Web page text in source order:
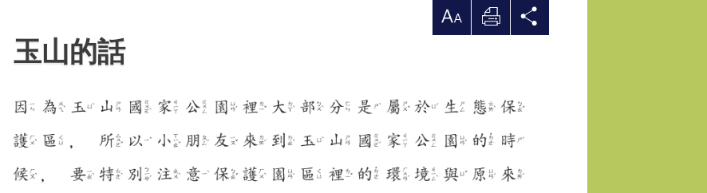
大 列
玉山的話